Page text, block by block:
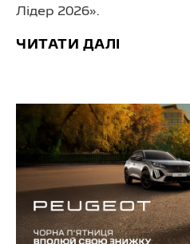
Лідер 2026».
ЧИТАТИ ДАЛІ